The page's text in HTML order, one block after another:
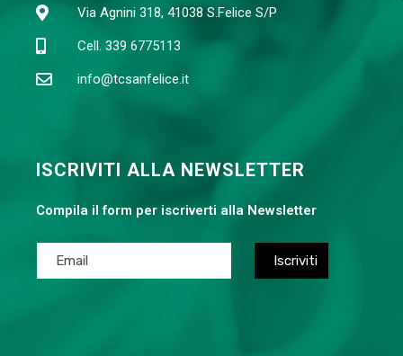
Via Agnini 318, 41038 S.Felice S/P
Cell. 339 6775113
info@tcsanfelice.it
ISCRIVITI ALLA NEWSLETTER
Compila il form per iscriverti alla Newsletter